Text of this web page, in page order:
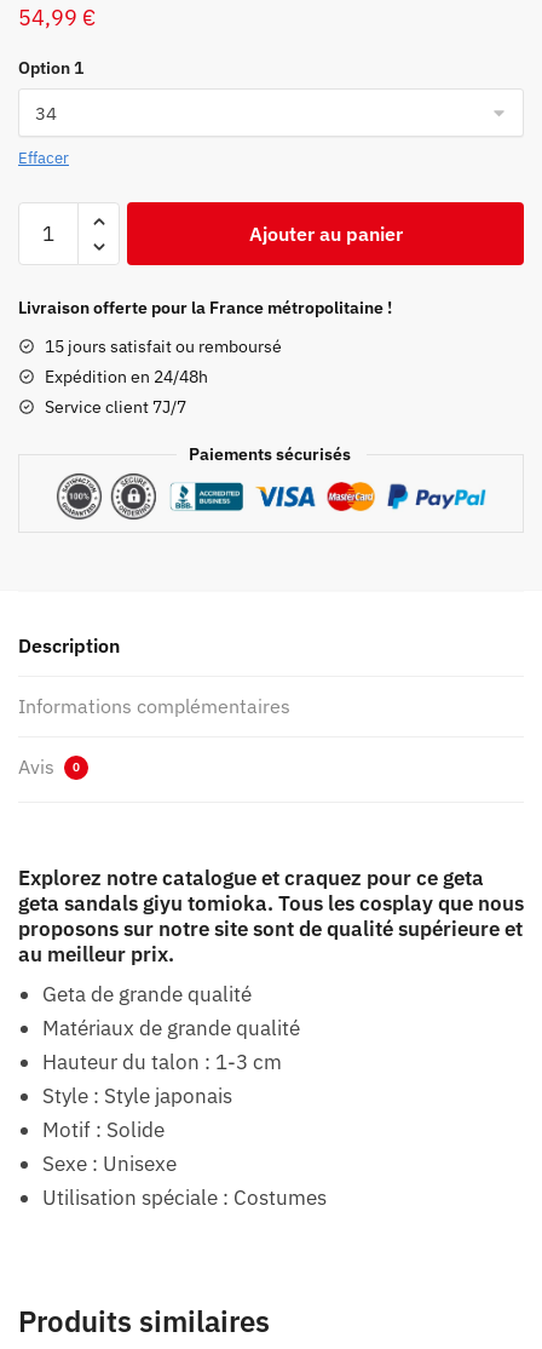
54,99 €
Option 1
Effacer
Demon
Geta
Sandals
Giyu
Ajouter au panier
Livraison offerte pour la France métropolitaine !
15 jours satisfait ou remboursé
Expédition en 24/48h
Service client 7J/7
Paiements sécurisés
Description
Informations complémentaires
Avis 0
Explorez notre catalogue et craquez pour ce geta
geta sandals giyu tomioka. Tous les cosplay que nous
proposons sur notre site sont de qualité supérieure et
au meilleur prix.
Geta de grande qualité
Matériaux de grande qualité
Hauteur du talon : 1-3 cm
Style : Style japonais
Motif : Solide
Sexe : Unisexe
Utilisation spéciale : Costumes
Produits similaires